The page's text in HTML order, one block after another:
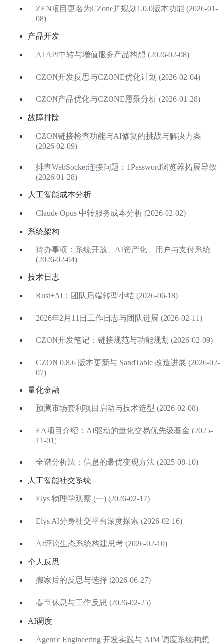
ZEN项目更名为CZone并规划1.0.0版本功能 (2026-01-
08)
产品开发
AI API中转与增值服务产品构想 (2026-02-08)
CZON开发反思与CZONE优化计划 (2026-02-04)
CZON产品优化与CZONE愿景分析 (2026-01-28)
故障排除
CZON链接检查功能与AI修复的挑战与解决方案
(2026-02-09)
排查WebSocket连接问题：1Password浏览器拓展导致
(2026-01-28)
人工智能成本分析
Claude Opus 中转服务成本分析 (2026-02-02)
系统架构
待办事项：系统开放、AI资产化、用户与支付系统
(2026-02-04)
技术日志
Rust+AI：团队后端转型小结 (2026-06-18)
2026年2月11日工作日志与团队进展 (2026-02-11)
CZON开发笔记：链接规范与功能规划 (2026-02-09)
CZON 0.8.6 版本更新与 SandTable 改造进展 (2026-02-
07)
量化金融
预测市场套利项目启动与技术选型 (2026-02-08)
EA项目介绍：AI驱动的量化交易优先级基金 (2025-
11-01)
全谱分析法：信息的最优变现方法 (2025-08-10)
人工智能社交系统
Elys 物理学观察 (一) (2026-02-17)
Elys AI分身社交平台深度探索 (2026-02-16)
AI评论生态系统构建思考 (2026-02-10)
个人反思
搬家后的反思与选择 (2026-06-27)
春节休息与工作反思 (2026-02-25)
AI调度
Agentic Engineering 开发实践与 AIM 调度系统构想